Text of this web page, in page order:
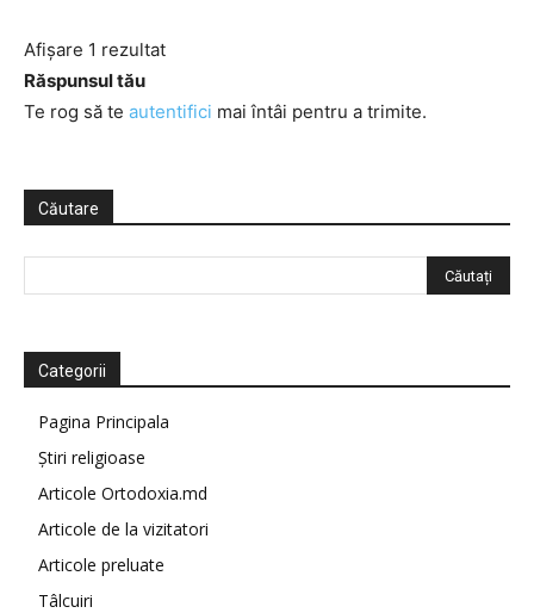
Afișare 1 rezultat
Răspunsul tău
Te rog să te autentifici mai întâi pentru a trimite.
Căutare
Categorii
Pagina Principala
Știri religioase
Articole Ortodoxia.md
Articole de la vizitatori
Articole preluate
Tâlcuiri